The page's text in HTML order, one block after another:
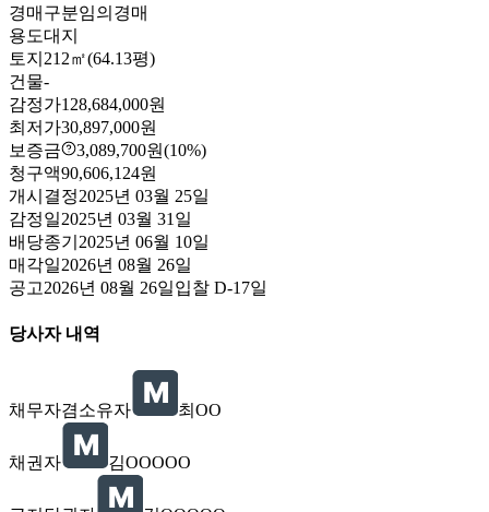
경매구분임의경매
용도대지
토지 212㎡(64.13평)
건물-
감정가128,684,000원
최저가30,897,000원
보증금
3,089,700원(10%)
청구액90,606,124원
개시결정2025년 03월 25일
감정일2025년 03월 31일
배당종기 2025년 06월 10일
매각일2026년 08월 26일
공고2026년 08월 26일입찰 D-17일
당사자 내역
채무자겸소유자 최OO
채권자 김OOOOO